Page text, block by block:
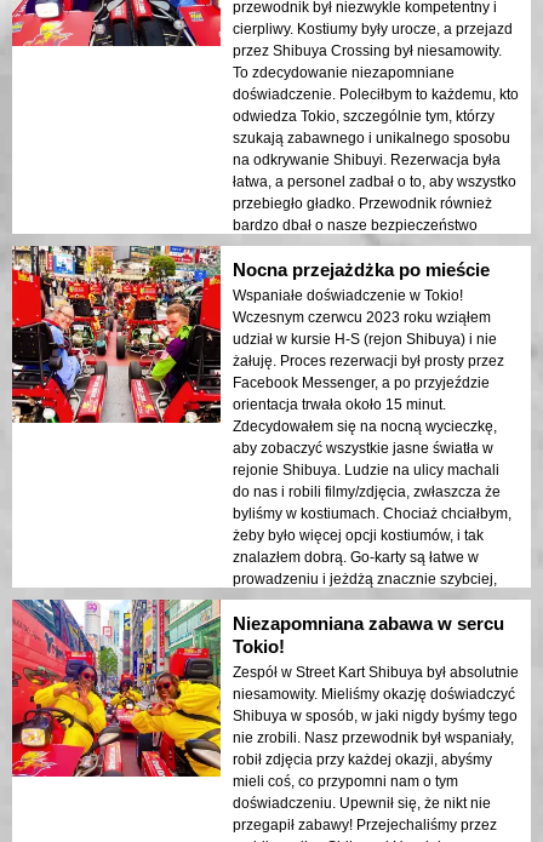
przewodnik był niezwykle kompetentny i
cierpliwy. Kostiumy były urocze, a przejazd
przez Shibuya Crossing był niesamowity.
To zdecydowanie niezapomniane
doświadczenie. Poleciłbym to każdemu, kto
odwiedza Tokio, szczególnie tym, którzy
szukają zabawnego i unikalnego sposobu
na odkrywanie Shibuyi. Rezerwacja była
łatwa, a personel zadbał o to, aby wszystko
przebiegło gładko. Przewodnik również
bardzo dbał o nasze bezpieczeństwo
podczas przejażdżki, jednocześnie
zapewniając nam dobrą zabawę. To
doświadczenie, które na pewno
zapamiętam i polecę moim przyjaciołom!
Nocna przejażdżka po mieście
Wspaniałe doświadczenie w Tokio!
Wczesnym czerwcu 2023 roku wziąłem
udział w kursie H-S (rejon Shibuya) i nie
żałuję. Proces rezerwacji był prosty przez
Facebook Messenger, a po przyjeździe
orientacja trwała około 15 minut.
Zdecydowałem się na nocną wycieczkę,
aby zobaczyć wszystkie jasne światła w
rejonie Shibuya. Ludzie na ulicy machali
do nas i robili filmy/zdjęcia, zwłaszcza że
byliśmy w kostiumach. Chociaż chciałbym,
żeby było więcej opcji kostiumów, i tak
znalazłem dobrą. Go-karty są łatwe w
prowadzeniu i jeżdżą znacznie szybciej,
niż się spodziewałem, zwłaszcza gdy ulice
się otworzyły, a my jechaliśmy prawie 50-
60 km/h. Można robić własne zdjęcia/filmy,
gdy zatrzymujemy się na czerwonym
świetle, a przewodnik zrobił też mnóstwo
świetnych zdjęć. To było niezapomniane
doświadczenie i zdecydowanie poleciłbym
to każdemu, kto odwiedza Tokio!
Niezapomniana zabawa w sercu
Tokio!
Zespół w Street Kart Shibuya był absolutnie
niesamowity. Mieliśmy okazję doświadczyć
Shibuya w sposób, w jaki nigdy byśmy tego
nie zrobili. Nasz przewodnik był wspaniały,
robił zdjęcia przy każdej okazji, abyśmy
mieli coś, co przypomni nam o tym
doświadczeniu. Upewnił się, że nikt nie
przegapił zabawy! Przejechaliśmy przez